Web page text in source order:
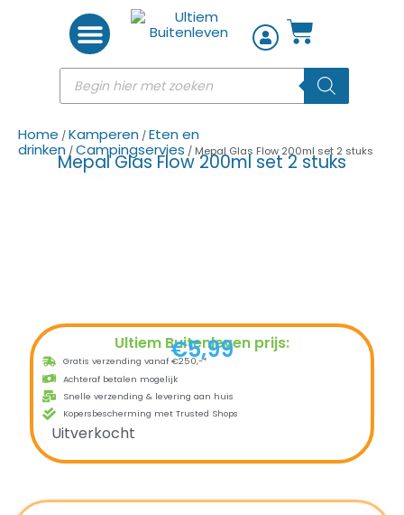
Home /Kamperen /Eten en
drinken /Campingservies / Mepal Glas Flow 200ml set 2 stuks
Mepal Glas Flow 200ml set 2 stuks
Ultiem Buitenleven prijs:
€5,99
Gratis verzending vanaf €250,-*
Achteraf betalen mogelijk
Snelle verzending & levering aan huis
Kopersbescherming met Trusted Shops
Uitverkocht